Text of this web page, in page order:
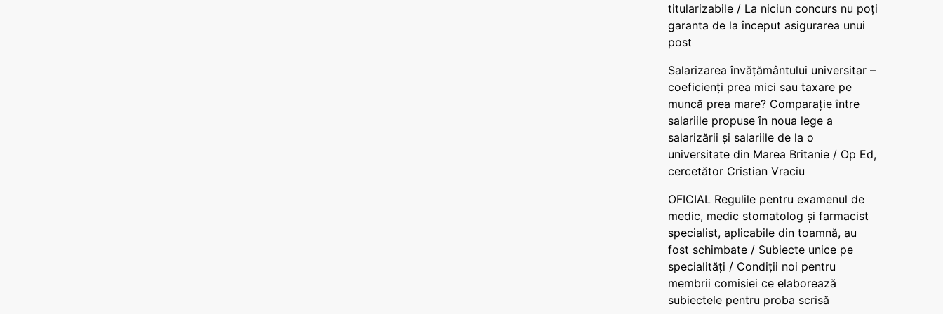
titularizabile / La niciun concurs nu poți
garanta de la început asigurarea unui
post
Salarizarea învățământului universitar –
coeficienți prea mici sau taxare pe
muncă prea mare? Comparație între
salariile propuse în noua lege a
salarizării și salariile de la o
universitate din Marea Britanie / Op Ed,
cercetător Cristian Vraciu
OFICIAL Regulile pentru examenul de
medic, medic stomatolog și farmacist
specialist, aplicabile din toamnă, au
fost schimbate / Subiecte unice pe
specialități / Condiții noi pentru
membrii comisiei ce elaborează
subiectele pentru proba scrisă